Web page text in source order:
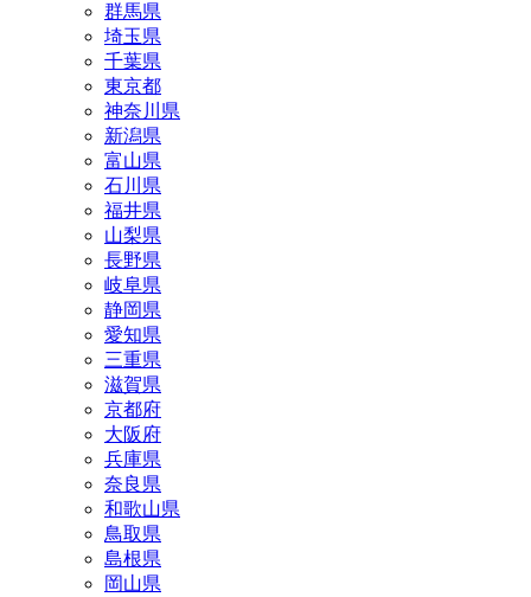
群馬県
埼玉県
千葉県
東京都
神奈川県
新潟県
富山県
石川県
福井県
山梨県
長野県
岐阜県
静岡県
愛知県
三重県
滋賀県
京都府
大阪府
兵庫県
奈良県
和歌山県
鳥取県
島根県
岡山県